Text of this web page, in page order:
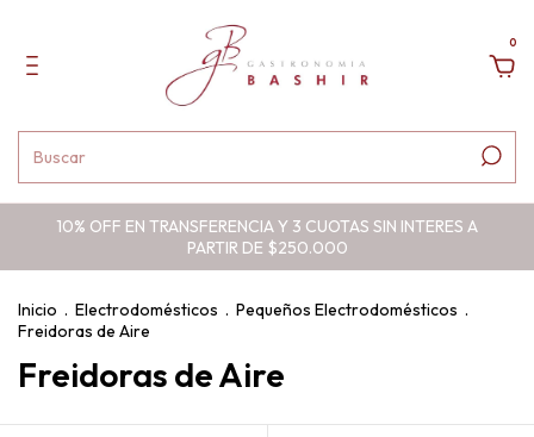
0
10% OFF EN TRANSFERENCIA Y 3 CUOTAS SIN INTERES A
PARTIR DE $250.000
Inicio . Electrodomésticos . Pequeños Electrodomésticos .
Freidoras de Aire
Freidoras de Aire